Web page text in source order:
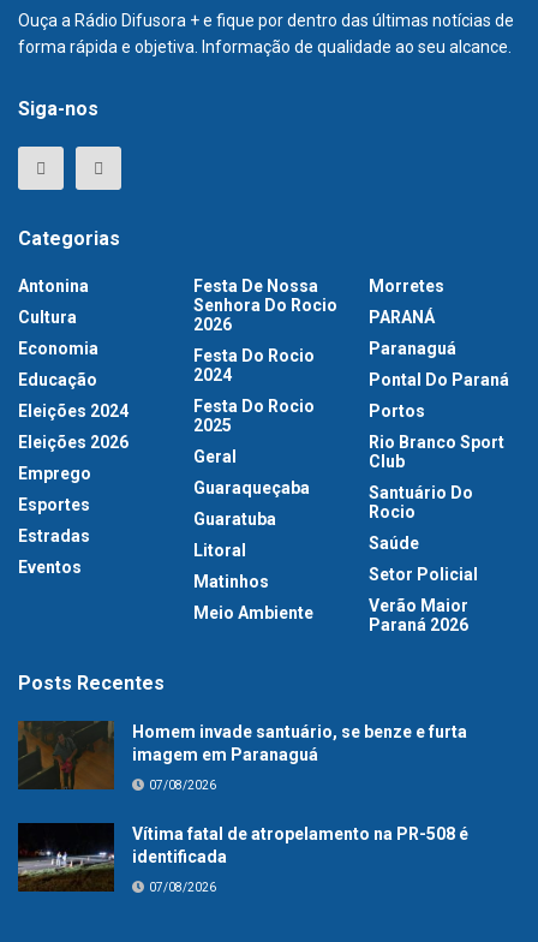
Ouça a Rádio Difusora + e fique por dentro das últimas notícias de
forma rápida e objetiva. Informação de qualidade ao seu alcance.
Siga-nos
Categorias
Antonina
Cultura
Economia
Educação
Eleições 2024
Eleições 2026
Emprego
Esportes
Estradas
Eventos
Festa De Nossa
Senhora Do Rocio
2026
Festa Do Rocio
2024
Festa Do Rocio
2025
Geral
Guaraqueçaba
Guaratuba
Litoral
Matinhos
Meio Ambiente
Morretes
PARANÁ
Paranaguá
Pontal Do Paraná
Portos
Rio Branco Sport
Club
Santuário Do
Rocio
Saúde
Setor Policial
Verão Maior
Paraná 2026
Posts Recentes
Homem invade santuário, se benze e furta
imagem em Paranaguá
07/08/2026
Vítima fatal de atropelamento na PR-508 é
identificada
07/08/2026